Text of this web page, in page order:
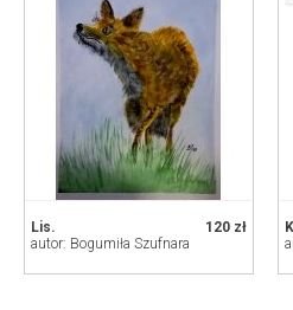
120 zł
Lis.
autor: Bogumiła Szufnara